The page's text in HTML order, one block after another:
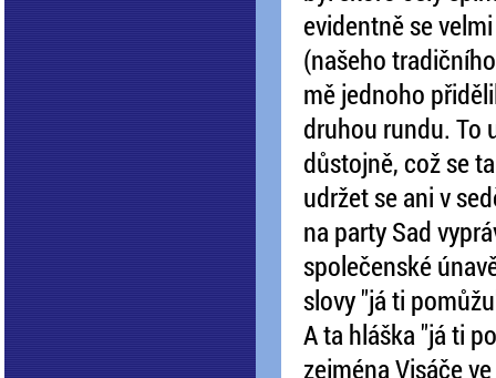
evidentně se
(našeho
mě jednoho
druhou rundu. To
důstojně, což se
udržet se ani v
na party Sad
společenské
slovy "já ti
A ta hláška "já ti
zejména Visáče